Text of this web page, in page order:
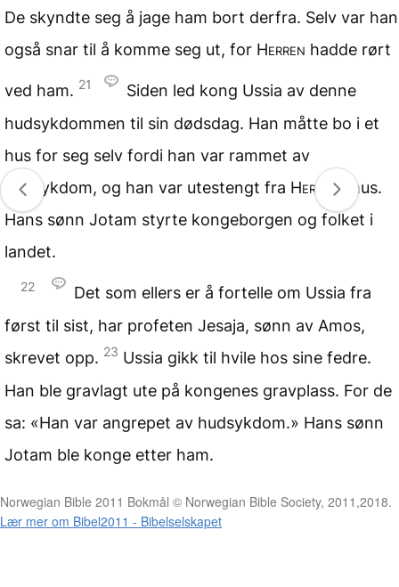
De skyndte seg å jage ham bort derfra. Selv var han
også snar til å komme seg ut, for Herren hadde rørt
ved ham. 21
Siden led kong Ussia av denne
hudsykdommen til sin dødsdag. Han måtte bo i et
hus for seg selv fordi han var rammet av
hudsykdom, og han var utestengt fra Herrens
hus.
Hans sønn Jotam styrte kongeborgen og folket i
landet.
22
Det som ellers er å fortelle om Ussia fra
først til sist, har profeten Jesaja, sønn av Amos,
skrevet opp. 23 Ussia gikk til hvile hos sine fedre.
Han ble gravlagt ute på kongenes gravplass. For de
sa: «Han var angrepet av hudsykdom.» Hans sønn
Jotam ble konge etter ham.
Norwegian Bible 2011 Bokmål © Norwegian Bible Society, 2011,2018.
Lær mer om Bibel2011 - Bibelselskapet